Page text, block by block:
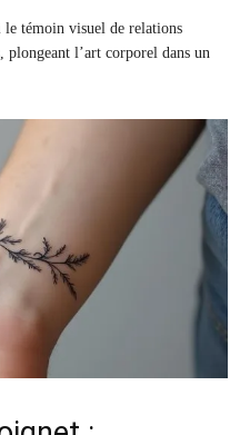
le témoin visuel de relations
plongeant l’art corporel dans un